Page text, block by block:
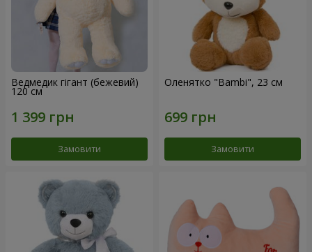
Ведмедик гігант (бежевий)
120 см
Замовити
Оленятко "Bambi", 23 см
Замовити